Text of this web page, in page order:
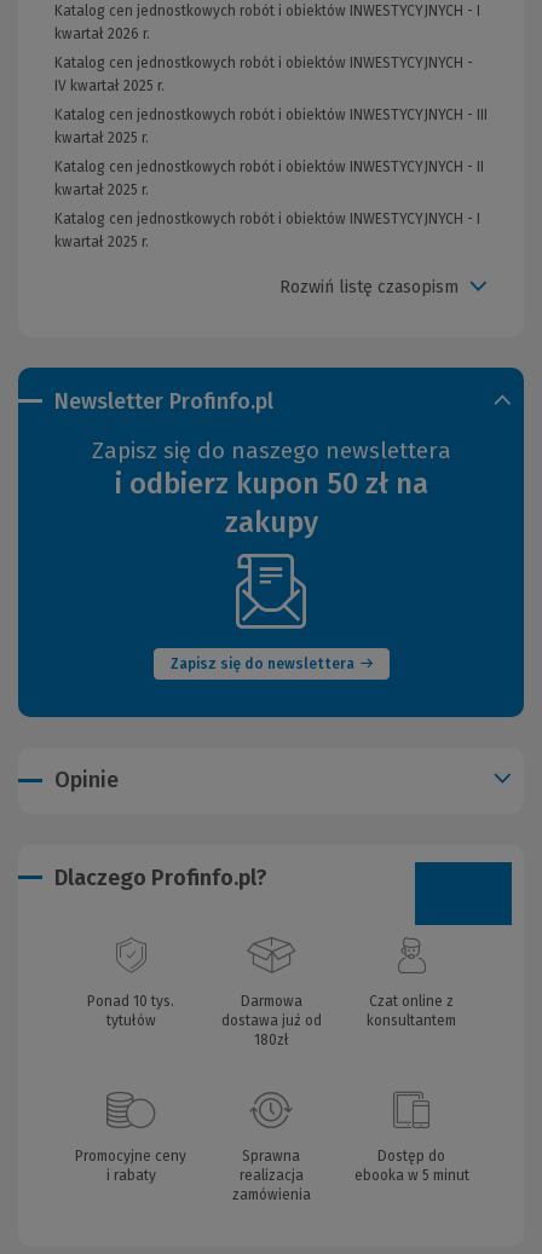
Newsletter Profinfo.pl
Zapisz się do naszego newslettera
i odbierz kupon 50 zł na
zakupy
Zapisz się do newslettera
(Nowe
okno)
Katalog cen jednostkowych robót i obiektów INWESTYCYJNYCH - I
kwartał 2026 r.
Katalog cen jednostkowych robót i obiektów INWESTYCYJNYCH -
IV kwartał 2025 r.
Katalog cen jednostkowych robót i obiektów INWESTYCYJNYCH - III
kwartał 2025 r.
Katalog cen jednostkowych robót i obiektów INWESTYCYJNYCH - II
kwartał 2025 r.
Katalog cen jednostkowych robót i obiektów INWESTYCYJNYCH - I
kwartał 2025 r.
Rozwiń listę czasopism
Opinie
Dlaczego Profinfo.pl?
Ponad 10 tys.
tytułów
Darmowa
dostawa już od
180zł
Czat online z
konsultantem
Promocyjne ceny
i rabaty
Sprawna
realizacja
zamówienia
Dostęp do
ebooka w 5 minut